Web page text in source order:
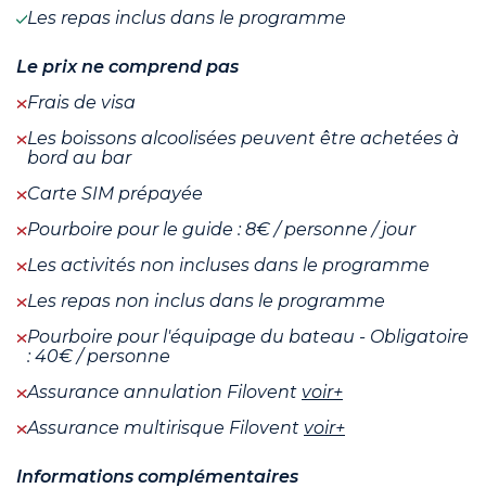
Les repas inclus dans le programme
Le prix ne comprend pas
Frais de visa
Les boissons alcoolisées peuvent être achetées à
bord au bar
Carte SIM prépayée
Pourboire pour le guide : 8€ / personne / jour
Les activités non incluses dans le programme
Les repas non inclus dans le programme
Pourboire pour l'équipage du bateau - Obligatoire
: 40€ / personne
Assurance annulation Filovent voir+
Assurance multirisque Filovent voir+
Informations complémentaires